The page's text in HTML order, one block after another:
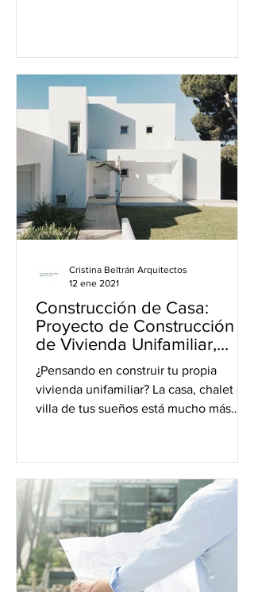
Construcción de Casa:
Proyecto de Construcción
de Vivienda Unifamiliar,
Chalet o Villa
¿Pensando en construir tu propia
vivienda unifamiliar? La casa, chalet o
villa de tus sueños está mucho más
Cristina Beltrán Arquitectos
12 ene 2021